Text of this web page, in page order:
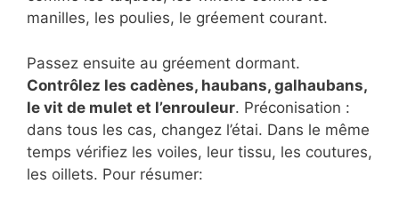
manilles, les poulies, le gréement courant.
Passez ensuite au gréement dormant.
Contrôlez les cadènes, haubans, galhaubans,
le vit de mulet et l’enrouleur. Préconisation :
dans tous les cas, changez l’étai. Dans le même
temps vérifiez les voiles, leur tissu, les coutures,
les oillets. Pour résumer: